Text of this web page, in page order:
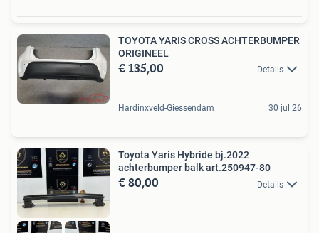
TOYOTA YARIS CROSS ACHTERBUMPER
ORIGINEEL
€ 135,00 Details
Hardinxveld-Giessendam 30 jul 26
Toyota Yaris Hybride bj.2022
achterbumper balk art.250947-80
€ 80,00 Details